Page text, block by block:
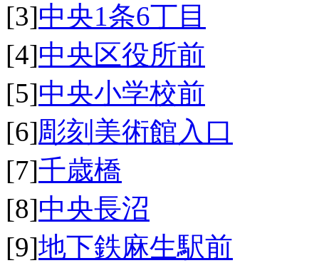
[3]中央1条6丁目
[4]中央区役所前
[5]中央小学校前
[6]彫刻美術館入口
[7]千歳橋
[8]中央長沼
[9]地下鉄麻生駅前